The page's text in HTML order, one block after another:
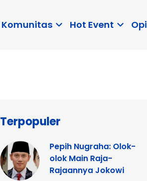
Komunitas Hot Event
Terpopuler
Pepih Nugraha: Olok-
olok Main Raja-
Rajaannya Jokowi